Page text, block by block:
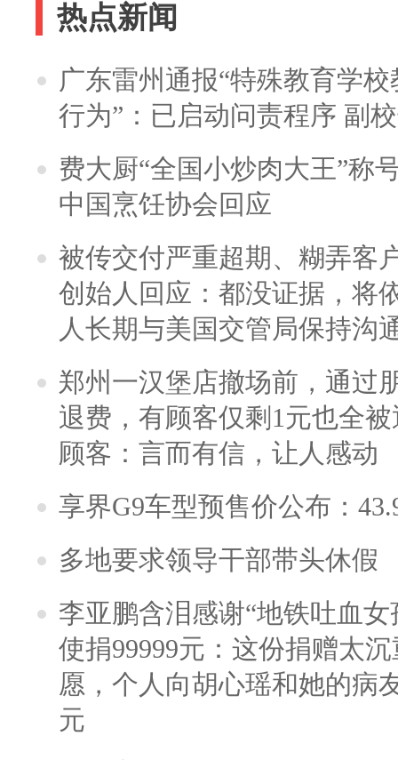
热点新闻
广东雷州通报“特殊教育学
行为”：已启动问责程序 副
费大厨“全国小炒肉大王”称
中国烹饪协会回应
被传交付严重超期、糊弄客
创始人回应：都没证据，将
人长期与美国交管局保持沟
郑州一汉堡店撤场前，通过
退费，有顾客仅剩1元也全
顾客：言而有信，让人感动
享界G9车型预售价公布：
多地要求领导干部带头休假
李亚鹏含泪感谢“地铁吐血
使捐99999元：这份捐赠太
愿，个人向胡心瑶和她的病
元